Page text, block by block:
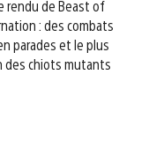
rendu de Beast of
: des combats
parades et le plus
des chiots mutants